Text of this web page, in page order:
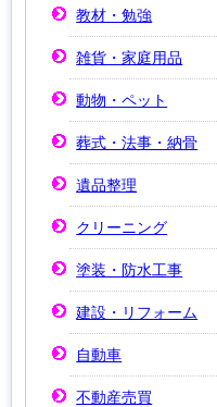
教材・勉強
雑貨・家庭用品
動物・ペット
葬式・法事・納骨
遺品整理
クリーニング
塗装・防水工事
建設・リフォーム
自動車
不動産売買